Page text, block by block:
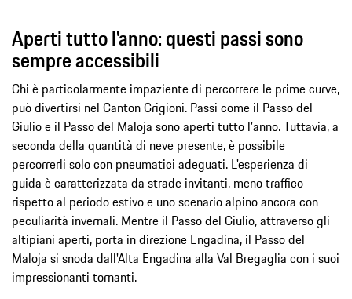
Aperti tutto l'anno: questi passi sono
sempre accessibili
Chi è particolarmente impaziente di percorrere le prime curve,
può divertirsi nel Canton Grigioni. Passi come il Passo del
Giulio e il Passo del Maloja sono aperti tutto l'anno. Tuttavia, a
seconda della quantità di neve presente, è possibile
percorrerli solo con pneumatici adeguati. L'esperienza di
guida è caratterizzata da strade invitanti, meno traffico
rispetto al periodo estivo e uno scenario alpino ancora con
peculiarità invernali. Mentre il Passo del Giulio, attraverso gli
altipiani aperti, porta in direzione Engadina, il Passo del
Maloja si snoda dall'Alta Engadina alla Val Bregaglia con i suoi
impressionanti tornanti.